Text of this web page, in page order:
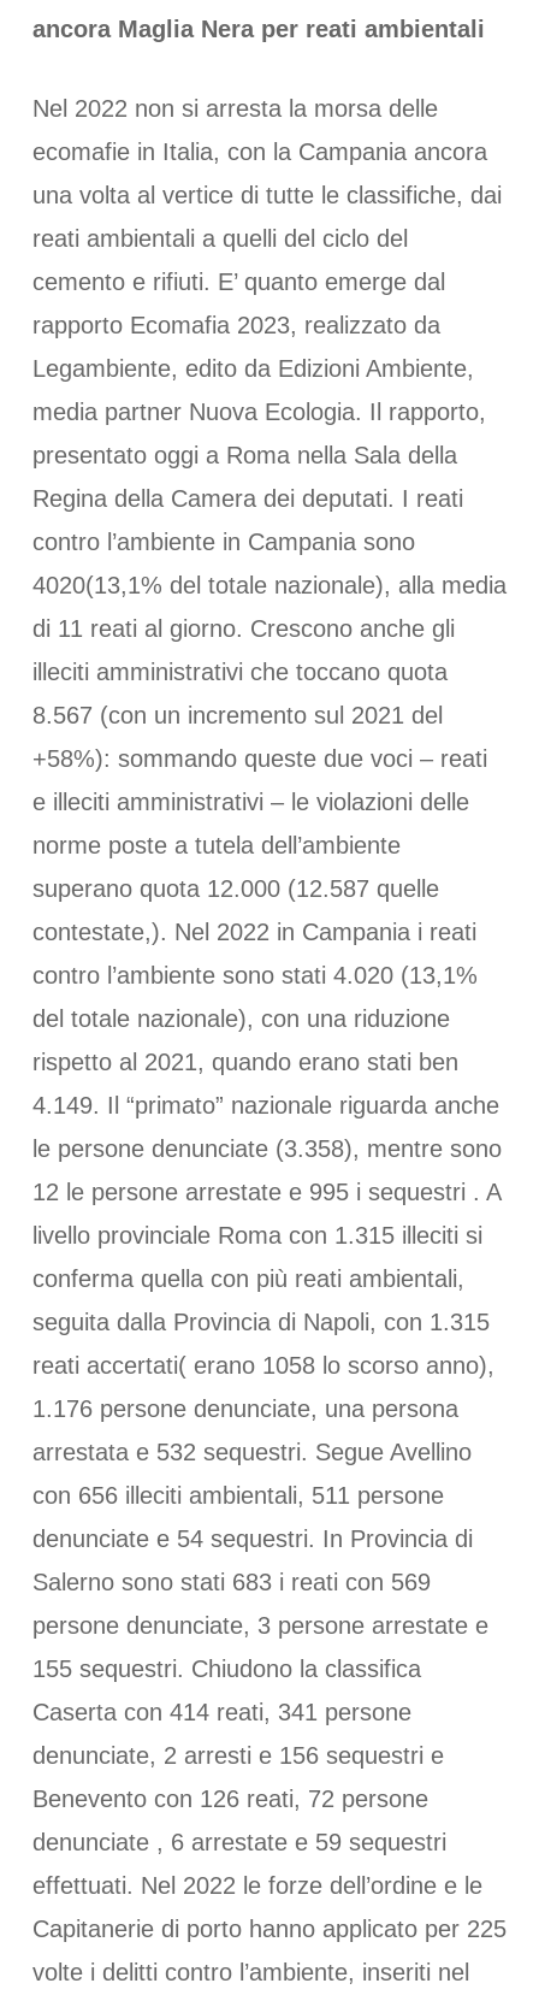
ancora Maglia Nera per reati ambientali
Nel 2022 non si arresta la morsa delle
ecomafie in Italia, con la Campania ancora
una volta al vertice di tutte le classifiche, dai
reati ambientali a quelli del ciclo del
cemento e rifiuti. E’ quanto emerge dal
rapporto Ecomafia 2023, realizzato da
Legambiente, edito da Edizioni Ambiente,
media partner Nuova Ecologia. Il rapporto,
presentato oggi a Roma nella Sala della
Regina della Camera dei deputati. I reati
contro l’ambiente in Campania sono
4020(13,1% del totale nazionale), alla media
di 11 reati al giorno. Crescono anche gli
illeciti amministrativi che toccano quota
8.567 (con un incremento sul 2021 del
+58%): sommando queste due voci – reati
e illeciti amministrativi – le violazioni delle
norme poste a tutela dell’ambiente
superano quota 12.000 (12.587 quelle
contestate,). Nel 2022 in Campania i reati
contro l’ambiente sono stati 4.020 (13,1%
del totale nazionale), con una riduzione
rispetto al 2021, quando erano stati ben
4.149. Il “primato” nazionale riguarda anche
le persone denunciate (3.358), mentre sono
12 le persone arrestate e 995 i sequestri . A
livello provinciale Roma con 1.315 illeciti si
conferma quella con più reati ambientali,
seguita dalla Provincia di Napoli, con 1.315
reati accertati( erano 1058 lo scorso anno),
1.176 persone denunciate, una persona
arrestata e 532 sequestri. Segue Avellino
con 656 illeciti ambientali, 511 persone
denunciate e 54 sequestri. In Provincia di
Salerno sono stati 683 i reati con 569
persone denunciate, 3 persone arrestate e
155 sequestri. Chiudono la classifica
Caserta con 414 reati, 341 persone
denunciate, 2 arresti e 156 sequestri e
Benevento con 126 reati, 72 persone
denunciate , 6 arrestate e 59 sequestri
effettuati. Nel 2022 le forze dell’ordine e le
Capitanerie di porto hanno applicato per 225
volte i delitti contro l’ambiente, inseriti nel